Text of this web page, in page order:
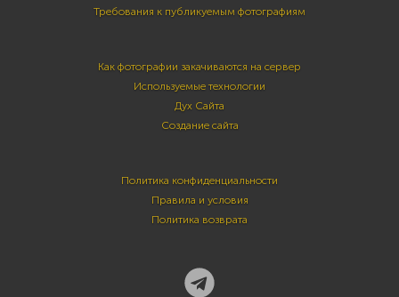
Требования к публикуемым фотографиям
Как фотографии закачиваются на сервер
Используемые технологии
Дух Сайта
Создание сайта
Политика конфиденциальности
Правила и условия
Политика возврата